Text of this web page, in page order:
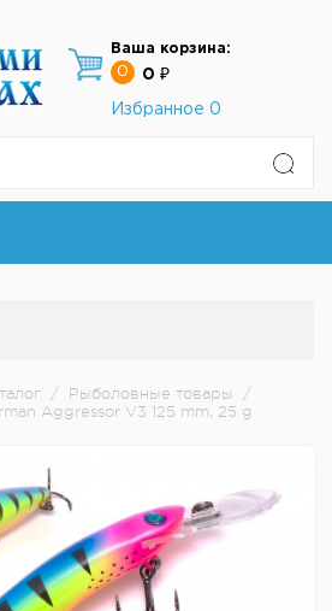
Ваша корзина:
0
0 ₽
Избранное 0
/ Рыболовные товары
/
Aggressor V3 125 mm, 25 g